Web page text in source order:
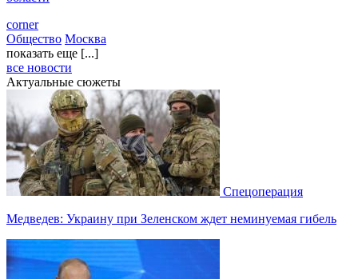
corner
Общество Москва
показать еще [...]
все новости
Актуальные сюжеты
Спецоперация
Медведев: Украину при Зеленском ждет неминуемая гибель